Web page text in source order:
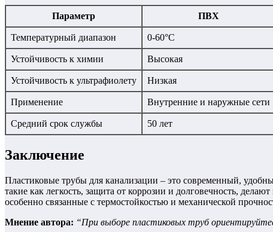
Параметр ПВХ
Температурный диапазон 0-60°C
Устойчивость к химии Высокая
Устойчивость к ультрафиолету Низкая
Применение Внутренние и наружные сети
Средний срок службы 50 лет
Заключение
Пластиковые трубы для канализации – это современный,
такие как легкость, защита от коррозии и долговечность,
особенно связанные с термостойкостью и механической
Мнение автора: “При выборе пластиковых труб